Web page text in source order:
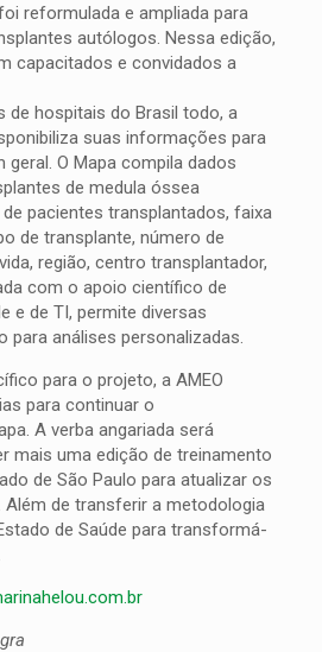
reformulada e ampliada para
autólogos. Nessa edição,
capacitados e convidados a
de hospitais do Brasil todo, a
suas informações para
O Mapa compila dados
de medula óssea
pacientes transplantados, faixa
de transplante, número de
região, centro transplantador,
com o apoio científico de
e de TI, permite diversas
para análises personalizadas.
para o projeto, a AMEO
para continuar o
A verba angariada será
mais uma edição de treinamento
de São Paulo para atualizar os
de transferir a metodologia
de Saúde para transformá-